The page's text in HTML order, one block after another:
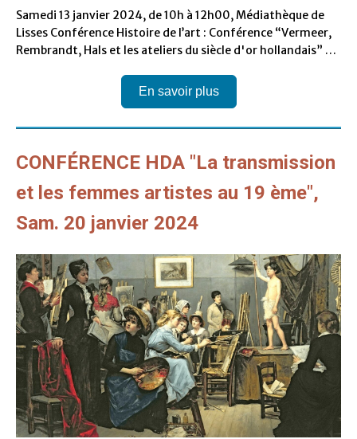
Samedi 13 janvier 2024, de 10h à 12h00, Médiathèque de
Lisses Conférence Histoire de l’art : Conférence “Vermeer,
Rembrandt, Hals et les ateliers du siècle d'or hollandais” …
En savoir plus
CONFÉRENCE HDA "La transmission
et les femmes artistes au 19 ème",
Sam. 20 janvier 2024